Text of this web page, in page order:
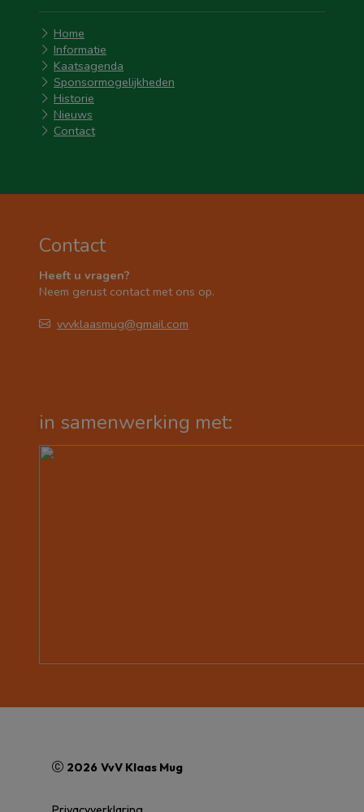
Home
Informatie
Kaatsagenda
Sponsormogelijkheden
Historie
Nieuws
Contact
Contact
Heeft u vragen?
Neem gerust contact met ons op.
vvvklaasmug@gmail.com
in samenwerking met:
2026 VvV Klaas Mug